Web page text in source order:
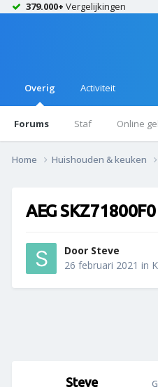
379.000+ Vergelijkingen
Overig
Forums Staf Online
Activiteit
Home Huishouden & keuken
AEG
Door Steve
26 februari 2021 in
Steve